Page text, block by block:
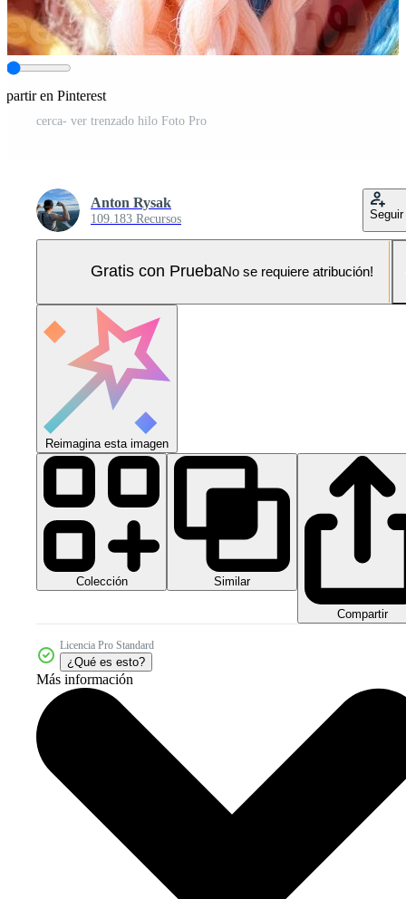
en Pinterest
cerca- ver trenzado hilo Foto Pro
Anton Rysak
109.183 Recursos Seguir
Gratis con PruebaNo se requiere atribución!
Reimagina esta imagen
Colección Similar
Compartir
Licencia Pro Standard
¿Qué es esto?
Más información